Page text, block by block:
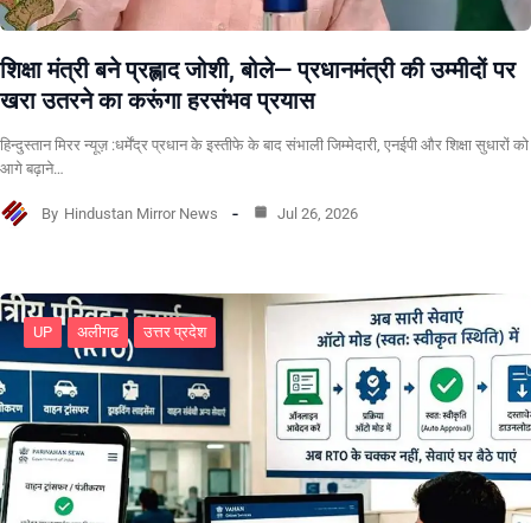
शिक्षा मंत्री बने प्रह्लाद जोशी, बोले— प्रधानमंत्री की उम्मीदों पर
खरा उतरने का करूंगा हरसंभव प्रयास
हिन्दुस्तान मिरर न्यूज़ :धर्मेंद्र प्रधान के इस्तीफे के बाद संभाली जिम्मेदारी, एनईपी और शिक्षा सुधारों को
आगे बढ़ाने…
By Hindustan Mirror News Jul 26, 2026
UP अलीगढ उत्तर प्रदेश